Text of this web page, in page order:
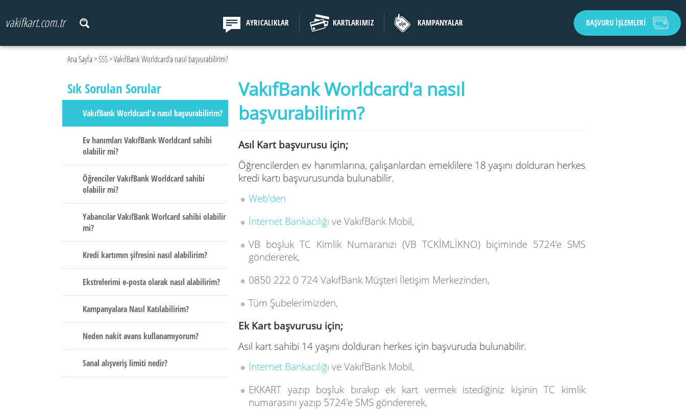
vakifkart.com.tr BAŞVURU İŞLEMLERİ
AYRICALIKLAR KARTLARIMIZ KAMPANYALAR
Ana Sayfa>SSS> VakıfBank Worldcard'a nasıl başvurabilirim?
Sık Sorulan Sorular
VakıfBank Worldcard'a nasıl başvurabilirim?
Ev hanımları VakıfBank Worldcard sahibi
olabilir mi?
Öğrenciler VakıfBank Worldcard sahibi
olabilir mi?
Yabancılar VakıfBank Worlcard sahibi olabilir
mi?
Kredi kartımın şifresini nasıl alabilirim?
Ekstrelerimi e-posta olarak nasıl alabilirim?
Kampanyalara Nasıl Katılabilirim?
Neden nakit avans kullanamıyorum?
Sanal alışveriş limiti nedir?
VakıfBank Worldcard'a nasıl
başvurabilirim?
Asıl Kart başvurusu için;
Öğrencilerden ev hanımlarına, çalışanlardan emeklilere 18 yaşını dolduran herkes
kredi kartı başvurusunda bulunabilir.
Web'den
İnternet Bankacılığı ve VakıfBank Mobil,
VB boşluk TC Kimlik Numaranızı (VB TCKİMLİKNO) biçiminde 5724’e SMS
göndererek,
0850 222 0 724 VakıfBank Müşteri İletişim Merkezinden,
Tüm Şubelerimizden,
Ek Kart başvurusu için;
Asıl kart sahibi 14 yaşını dolduran herkes için başvuruda bulunabilir.
İnternet Bankacılığı ve VakıfBank Mobil,
EKKART yazıp boşluk bırakıp ek kart vermek istediğiniz kişinin TC kimlik
numarasını yazıp 5724'e SMS göndererek,